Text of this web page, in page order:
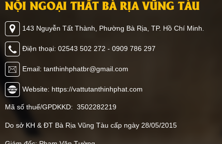
NỘI NGOẠI THẤT BÀ RỊA VŨNG TÀU
143 Nguyễn Tất Thành, Phường Bà Rịa, TP. Hồ Chí Minh.
Điện thoại: 02543 502 272 - 0909 786 297
Email: tanthinhphatbr@gmail.com
Website: https://vattutanthinhphat.com
Mã số thuế/GPDKKD: 3502282219
Do sở KH & ĐT Bà Rịa Vũng Tàu cấp ngày 28/05/2015